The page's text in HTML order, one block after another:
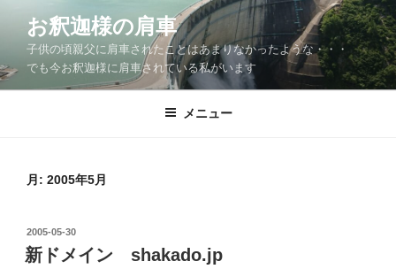
ン
ツ
お釈迦様の肩車
子供の頃親父に肩車されたことはあまりなかったような・・・
でも今お釈迦様に肩車されている私がいます
メニュー
月: 2005年5月
投
稿
日:
2005-05-30
新ドメイン shakado.jp